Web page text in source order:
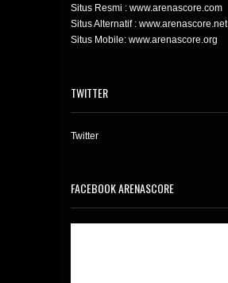
Situs Resmi : www.arenascore.com
Situs Alternatif : www.arenascore.net
Situs Mobile: www.arenascore.org
TWITTER
Twitter
FACEBOOK ARENASCORE